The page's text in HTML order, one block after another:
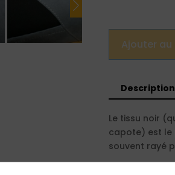
Ajouter au
Description
Le tissu noir
capote) est le
souvent rayé
Je vous